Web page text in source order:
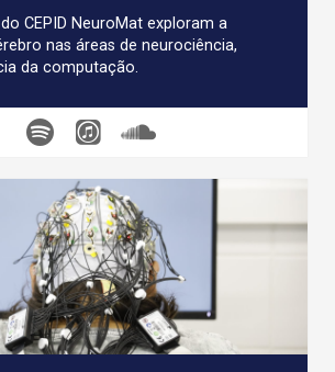
CEPID NeuroMat exploram a
nas áreas de neurociência,
da computação.